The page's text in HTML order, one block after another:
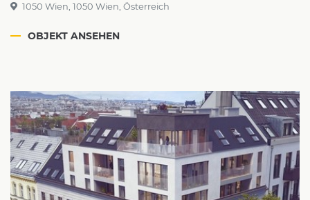
1050 Wien, 1050 Wien, Österreich
OBJEKT ANSEHEN